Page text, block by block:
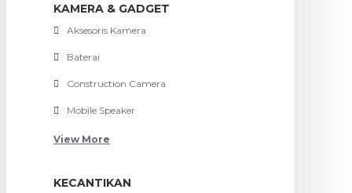
KAMERA & GADGET
Aksesoris Kamera
Baterai
Construction Camera
Mobile Speaker
View More
KECANTIKAN